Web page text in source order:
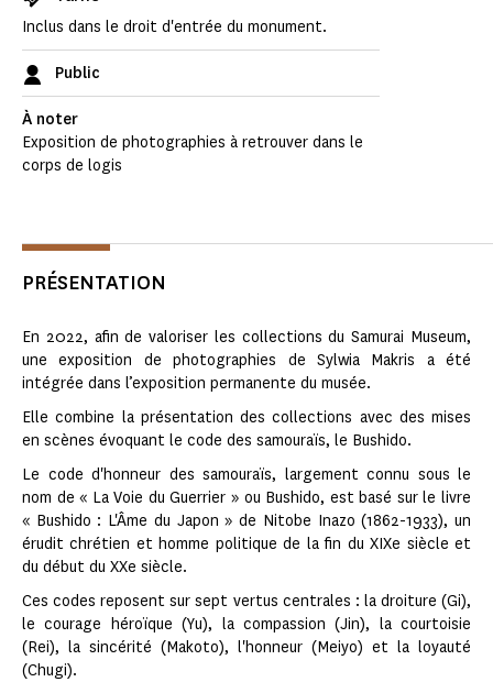
Inclus dans le droit d'entrée du monument.
Public
À noter
Exposition de photographies à retrouver dans le
corps de logis
PRÉSENTATION
En 2022, afin de valoriser les collections du Samurai Museum,
une exposition de photographies de Sylwia Makris a été
intégrée dans l’exposition permanente du musée.
Elle combine la présentation des collections avec des mises
en scènes évoquant le code des samouraïs, le Bushido.
Le code d'honneur des samouraïs, largement connu sous le
nom de « La Voie du Guerrier » ou Bushido, est basé sur le livre
« Bushido : L'Âme du Japon » de Nitobe Inazo (1862-1933), un
érudit chrétien et homme politique de la fin du XIXe siècle et
du début du XXe siècle.
Ces codes reposent sur sept vertus centrales : la droiture (Gi),
le courage héroïque (Yu), la compassion (Jin), la courtoisie
(Rei), la sincérité (Makoto), l'honneur (Meiyo) et la loyauté
(Chugi).